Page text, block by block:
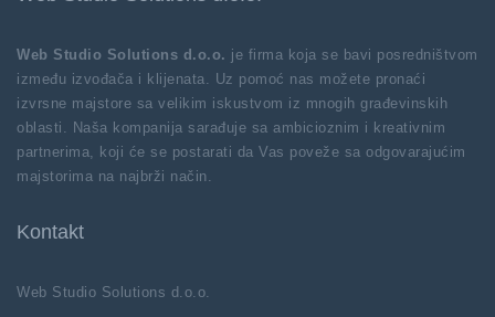
Web Studio Solutions d.o.o. je firma koja se bavi posredništvom
između izvođača i klijenata. Uz pomoć nas možete pronaći
izvrsne majstore sa velikim iskustvom iz mnogih građevinskih
oblasti. Naša kompanija sarađuje sa ambicioznim i kreativnim
partnerima, koji će se postarati da Vas poveže sa odgovarajućim
majstorima na najbrži način.
Kontakt
Web Studio Solutions d.o.o.